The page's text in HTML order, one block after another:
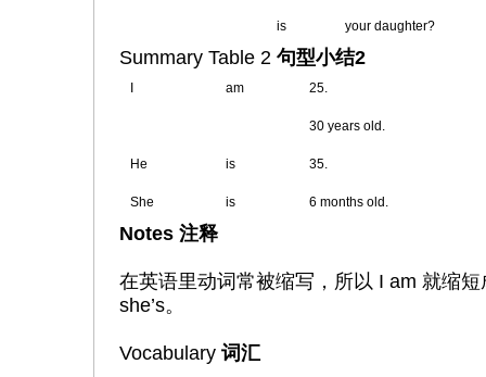
is your daughter?
Summary Table 2 句型小结2
am 25.
30 years old.
He is 35.
She is 6 months old.
Notes 注释
在英语里动词常被缩写，所以 I am 就缩短
she’s。
Vocabulary 词汇